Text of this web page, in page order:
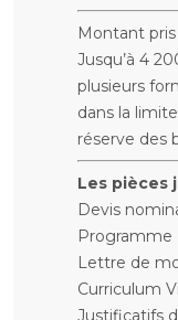
Montant
Jusqu’à 4
plusieurs
dans la
réserve des
Les pièces
Devis
Programme
Lettre de
Curriculum
Justificatifs